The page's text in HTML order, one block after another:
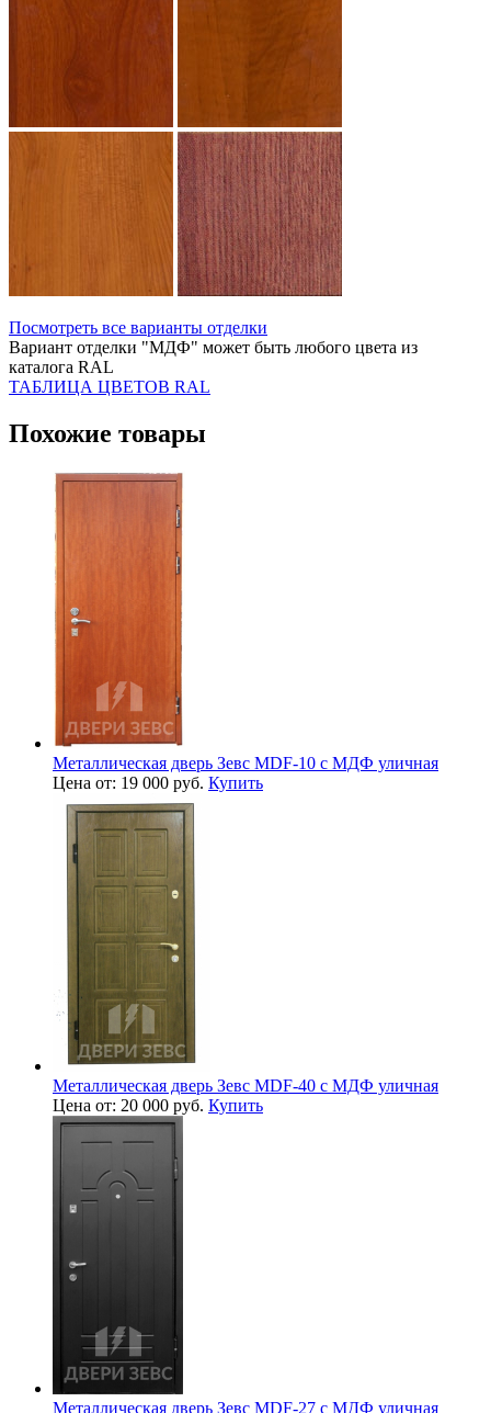
Посмотреть все варианты отделки
Вариант отделки "МДФ" может быть любого цвета из
каталога RAL
ТАБЛИЦА ЦВЕТОВ RAL
Похожие товары
Металлическая дверь Зевс MDF-10 с МДФ уличная
Цена от: 19 000 руб. Купить
Металлическая дверь Зевс MDF-40 с МДФ уличная
Цена от: 20 000 руб. Купить
Металлическая дверь Зевс MDF-27 с МДФ уличная